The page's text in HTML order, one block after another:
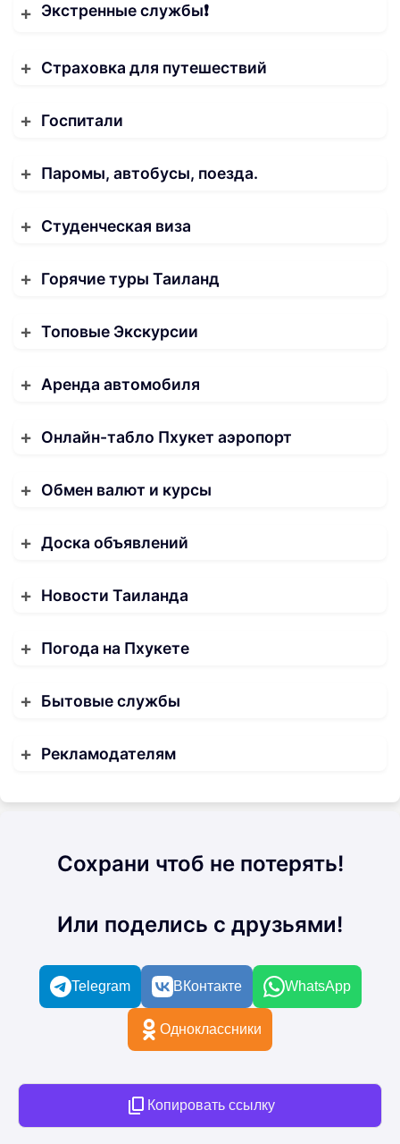
Экстренные службы❗️
Страховка для путешествий
Госпитали
Паромы, автобусы, поезда.
Студенческая виза
Горячие туры Таиланд
Топовые Экскурсии
Аренда автомобиля
Онлайн-табло Пхукет аэропорт
Обмен валют и курсы
Доска объявлений
Новости Таиланда
Погода на Пхукете
Бытовые службы
Рекламодателям
Сохрани чтоб не потерять!
Или поделись с друзьями!
Telegram ВКонтакте WhatsApp
Одноклассники
Копировать ссылку